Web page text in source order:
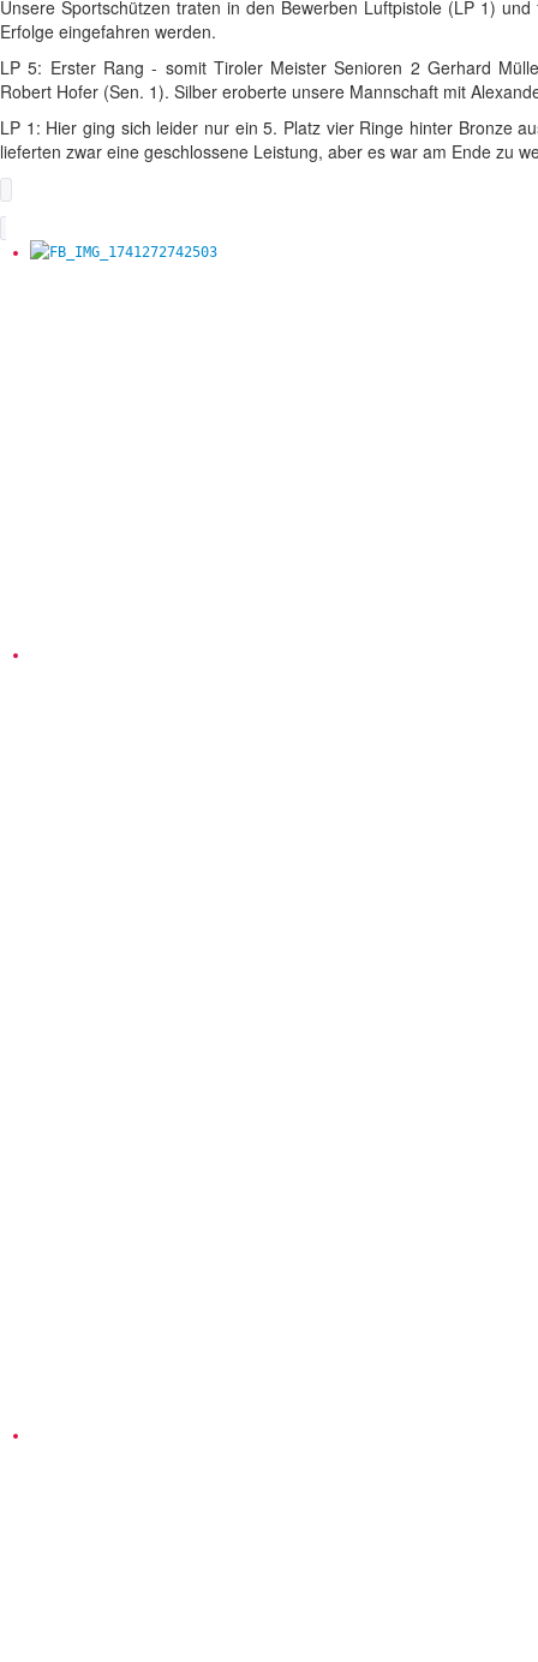
Unsere Sportschützen traten in den Bewerben Luftpistole (LP 1)
Erfolge eingefahren werden.
LP 5: Erster Rang - somit Tiroler Meister Senioren 2 Gerhard
Robert Hofer (Sen. 1). Silber eroberte unsere Mannschaft mit
LP 1: Hier ging sich leider nur ein 5. Platz vier Ringe hinter Bronze
lieferten zwar eine geschlossene Leistung, aber es war am Ende zu